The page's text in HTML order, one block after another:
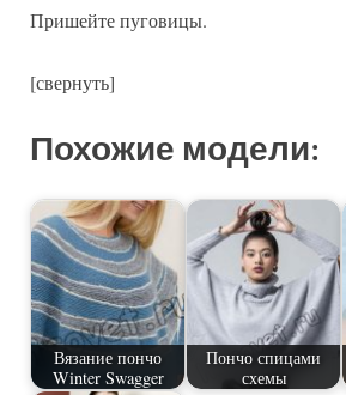
Пришейте пуговицы.
[свернуть]
Похожие модели:
Вязание пончо
Winter Swagger
Пончо спицами
схемы